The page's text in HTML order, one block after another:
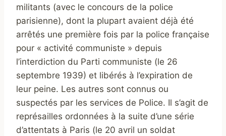
militants (avec le concours de la police
parisienne), dont la plupart avaient déjà été
arrêtés une première fois par la police française
pour « activité communiste » depuis
l’interdiction du Parti communiste (le 26
septembre 1939) et libérés à l’expiration de
leur peine. Les autres sont connus ou
suspectés par les services de Police. Il s’agit de
représailles ordonnées à la suite d’une série
d’attentats à Paris (le 20 avril un soldat